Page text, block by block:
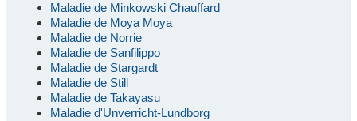
Maladie de Minkowski Chauffard
Maladie de Moya Moya
Maladie de Norrie
Maladie de Sanfilippo
Maladie de Stargardt
Maladie de Still
Maladie de Takayasu
Maladie d'Unverricht-Lundborg